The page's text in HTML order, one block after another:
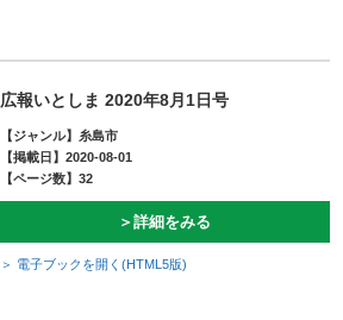
広報いとしま 2020年8月1日号
【ジャンル】糸島市
【掲載日】2020-08-01
【ページ数】32
＞詳細をみる
＞ 電子ブックを開く(HTML5版)